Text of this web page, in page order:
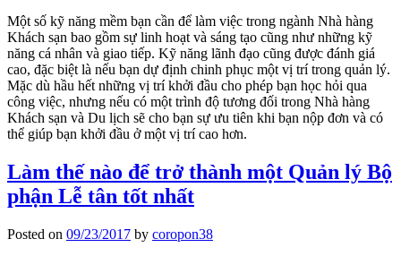
Một số kỹ năng mềm bạn cần để làm việc trong ngành Nhà hàng
Khách sạn bao gồm sự linh hoạt và sáng tạo cũng như những kỹ
năng cá nhân và giao tiếp. Kỹ năng lãnh đạo cũng được đánh giá
cao, đặc biệt là nếu bạn dự định chinh phục một vị trí trong quản lý.
Mặc dù hầu hết những vị trí khởi đầu cho phép bạn học hỏi qua
công việc, nhưng nếu có một trình độ tương đối trong Nhà hàng
Khách sạn và Du lịch sẽ cho bạn sự ưu tiên khi bạn nộp đơn và có
thể giúp bạn khởi đầu ở một vị trí cao hơn.
Làm thế nào để trở thành một Quản lý Bộ
phận Lễ tân tốt nhất
Posted on 09/23/2017 by coropon38